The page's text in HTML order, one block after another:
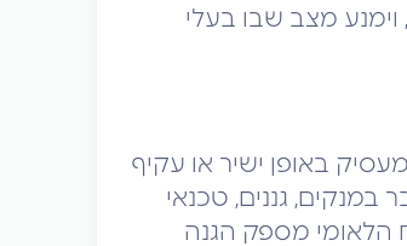
וימנע מצב שבו בעלי
באופן ישיר או עקיף
גננים, טכנאי
הלאומי מספק הגנה